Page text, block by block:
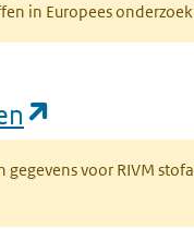
in Europees
gegevens voor RIVM